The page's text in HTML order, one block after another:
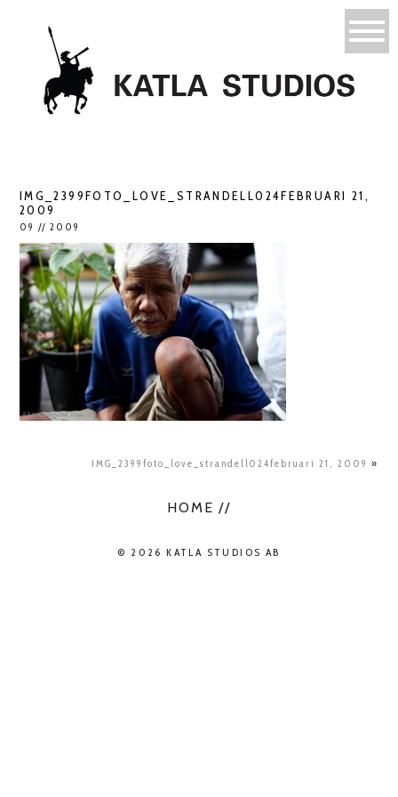
IMG_2399FOTO_LOVE_STRANDELL024FEBRUARI 21,
2009
09 // 2009
IMG_2399foto_love_strandell024februari 21, 2009 »
HOME //
© 2026 KATLA STUDIOS AB